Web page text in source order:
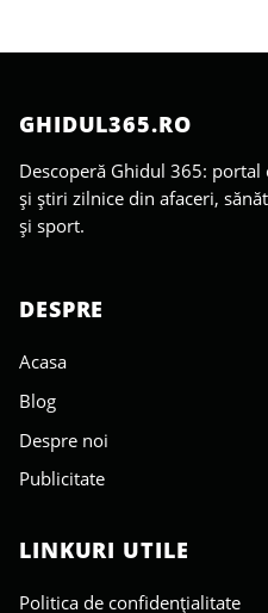
GHIDUL365.RO
Descoperă Ghidul 365:
și știri zilnice din afaceri,
și sport.
DESPRE
Acasa
Blog
Despre noi
Publicitate
LINKURI UTILE
Politica de confidențialitate